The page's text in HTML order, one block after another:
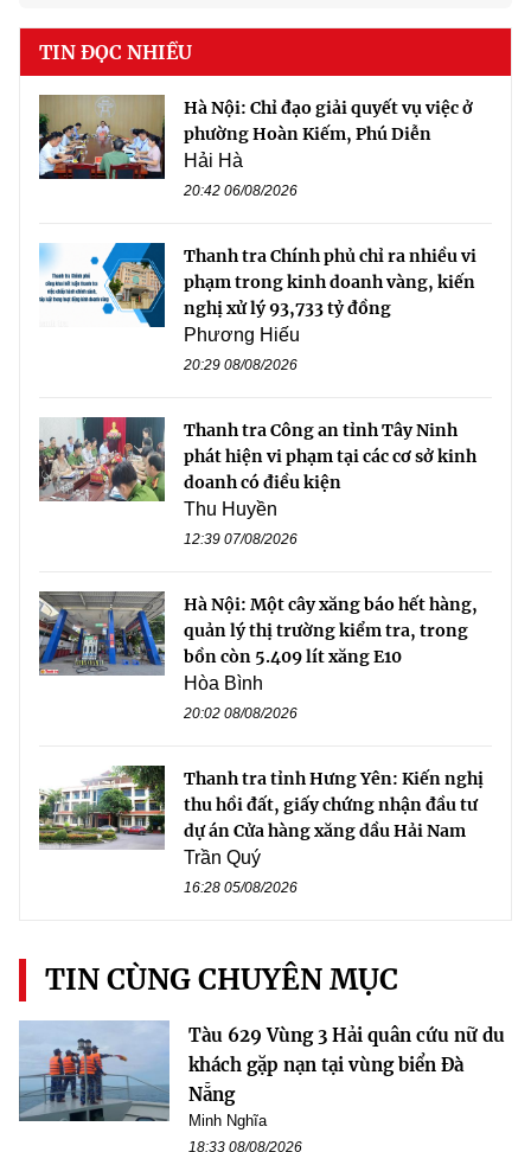
TIN ĐỌC NHIỀU
Hà Nội: Chỉ đạo giải quyết vụ việc ở
phường Hoàn Kiếm, Phú Diễn
Hải Hà
20:42 06/08/2026
Thanh tra Chính phủ chỉ ra nhiều vi
phạm trong kinh doanh vàng, kiến
nghị xử lý 93,733 tỷ đồng
Phương Hiếu
20:29 08/08/2026
Thanh tra Công an tỉnh Tây Ninh
phát hiện vi phạm tại các cơ sở kinh
doanh có điều kiện
Thu Huyền
12:39 07/08/2026
Hà Nội: Một cây xăng báo hết hàng,
quản lý thị trường kiểm tra, trong
bồn còn 5.409 lít xăng E10
Hòa Bình
20:02 08/08/2026
Thanh tra tỉnh Hưng Yên: Kiến nghị
thu hồi đất, giấy chứng nhận đầu tư
dự án Cửa hàng xăng dầu Hải Nam
Trần Quý
16:28 05/08/2026
TIN CÙNG CHUYÊN MỤC
Tàu 629 Vùng 3 Hải quân cứu nữ du
khách gặp nạn tại vùng biển Đà
Nẵng
Minh Nghĩa
18:33 08/08/2026